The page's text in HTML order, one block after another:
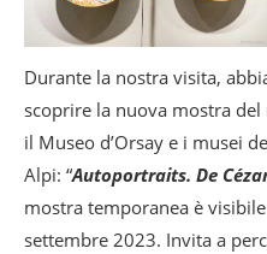
Durante la nostra visita,
scoprire la nuova mostra
il Museo d’Orsay e i musei
Alpi: “Autoportraits. De
mostra temporanea è
settembre 2023. Invita a